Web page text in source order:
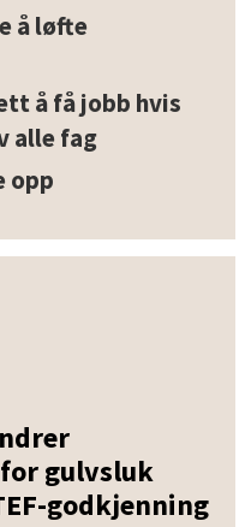
å løfte
å få jobb hvis
alle fag
opp
gulvsluk
godkjenning